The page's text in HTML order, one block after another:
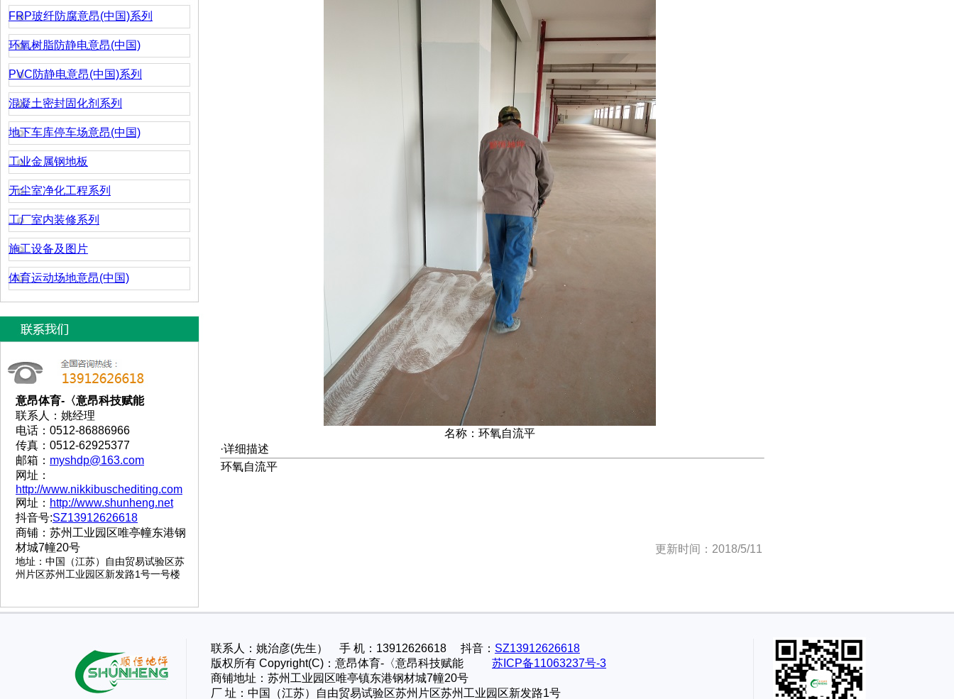
FRP玻纤防腐意昂(中国)系列
环氧树脂防静电意昂(中国)
PVC防静电意昂(中国)系列
混凝土密封固化剂系列
地下车库停车场意昂(中国)
工业金属钢地板
无尘室净化工程系列
工厂室内装修系列
施工设备及图片
体育运动场地意昂(中国)
意昂体育-〈意昂科技赋能
联系人：姚经理
电话：0512-86886966
传真：0512-62925377
邮箱： myshdp@163.com
网址：
http://www.nikkibuschediting.com
网址： http://www.shunheng.net
抖音号:SZ13912626618
商铺：苏州工业园区唯亭幢东港钢
材城7幢20号
地址 ： 中国（江苏）自由贸易试验区苏
州片区苏州工业园区新发路1号一号楼
名称：环氧自流平
·详细描述
环氧自流平
更新时间：2018/5/11
联系人：姚治彦(先生） 手 机：13912626618 抖音： SZ13912626618
版权所有 Copyright(C)：意昂体育-〈意昂科技赋能 苏ICP备11063237号-3
商铺地址：苏州工业园区唯亭镇东港钢材城7幢20号
厂 址： 中国（江苏）自由贸易试验区苏州片区苏州工业园区新发路1号